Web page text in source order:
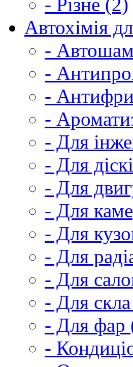
Автохімія
-
-
-
-
- Для
- Для
- Для
- Для
- Для
- Для
- Для
- Для
- Для фар
-